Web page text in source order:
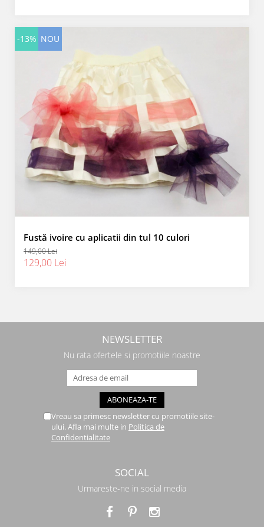
-13% NOU
Fustă ivoire cu aplicatii din tul 10 culori
149,00 Lei
129,00 Lei
NEWSLETTER
Nu rata ofertele si promotiile noastre
Vreau sa primesc newsletter cu promotiile site-
ului. Afla mai multe in Politica de
Confidentialitate
SOCIAL
Urmareste-ne in social media